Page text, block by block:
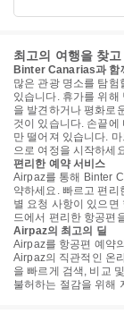
최고의 여행을 찾
Binter Canarias과 함
많은 관광 명소를 탐험
있습니다. 휴가를 위해
을 발견하거나 평화로
것이 있습니다. 손끝에
만 떨어져 있습니다.
으로 여정을 시작하세
편리한 예약 서비스
Airpaz를 통해 Binter
약하세요. 빠르고 편리
별 요청 사항이 있으면
드에서 편리한 항공편
Airpaz의 최고의 딜
Airpaz를 항공편 예약
Airpaz의 직관적인 온
을 빠르게 검색, 비교
불허하는 절감을 위해